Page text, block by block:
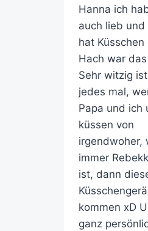
Hanna ich
auch lieb und
hat Küsschen
Hach war
Sehr witzig
jedes mal,
Papa und ich
küssen von
irgendwoher,
immer
ist, dann
kommen xD
ganz